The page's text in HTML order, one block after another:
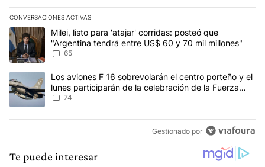
CONVERSACIONES ACTIVAS
Este listado muestra los artículos con más comentarios en los
Un artículo de tendencia con el título "Milei, listo para 'atajar'
Milei, listo para 'atajar' corridas: posteó que
"Argentina tendrá entre US$ 60 y 70 mil millones"
65
Un artículo de tendencia con el título "Los aviones F 16
Los aviones F 16 sobrevolarán el centro porteño y el
lunes participarán de la celebración de la Fuerza
Aérea
74
Gestionado por